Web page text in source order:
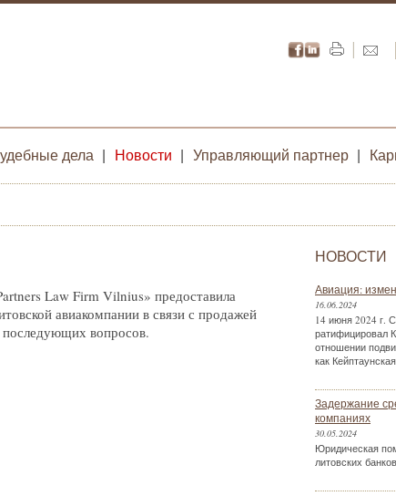
дела Новости Управляющий партнер
Law Firm Vilnius» предоставила
авиакомпании в связи с продажей
вопросов.
НОВОСТИ
Авиация:
16.06.2024
14 июня 2024 г.
ратифицировал
отношении
как
Задержание
компаниях
30.05.2024
Юридическая
литовских